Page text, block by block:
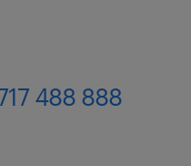
488 888